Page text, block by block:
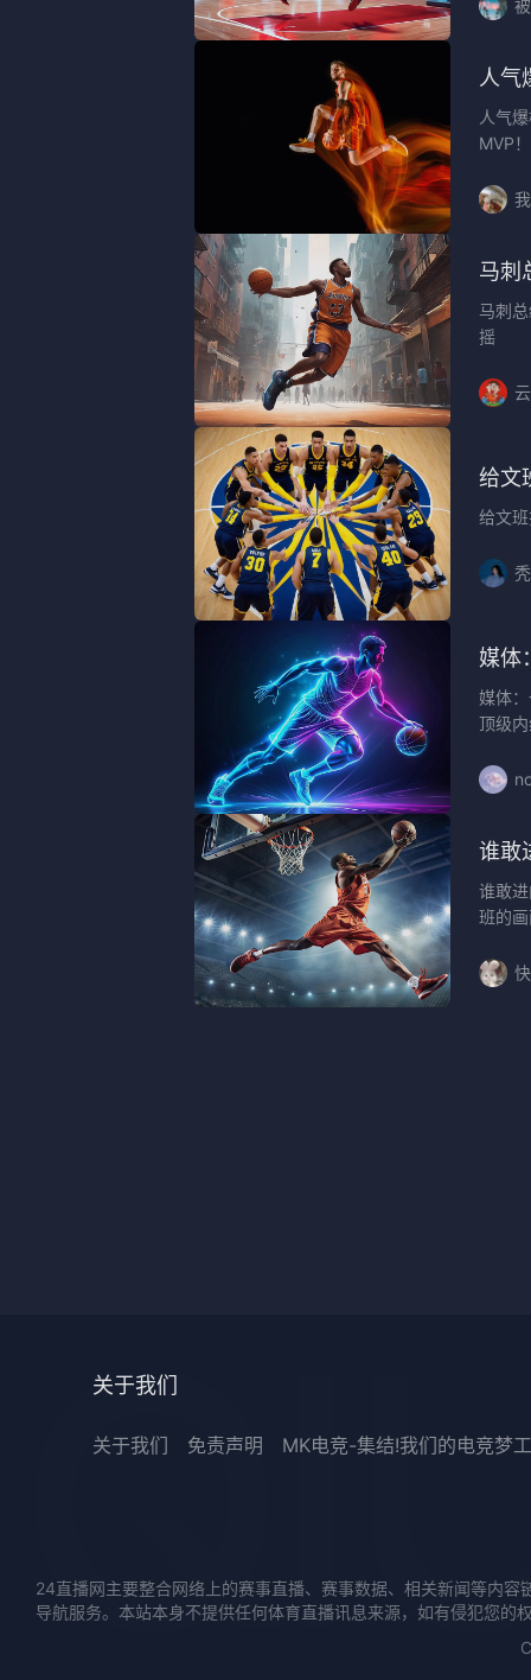
人气
人气
MVP！
马刺
马刺
摇
给文
给文
媒体
媒体
顶级
谁敢
谁敢
班的
关于我们
关于我们 免责声明 MK电竞-集结!我们的电竞梦
24直播网主要整合网络上的赛事直播、赛事数据、相关新闻等内
导航服务。本站本身不提供任何体育直播讯息来源，如有侵犯您的